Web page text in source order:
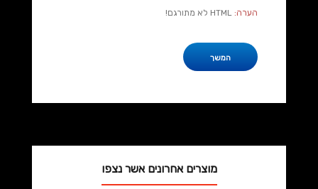
הערה:
המשך
מוצרים אחרונים אשר נצפו